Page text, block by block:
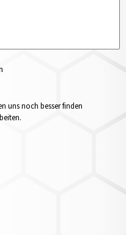
uns noch besser finden